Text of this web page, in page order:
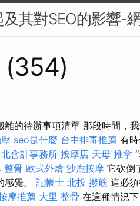
其對SEO的影響-
(354)
離的待辦事項清單 那段時間，
seo是什麼 台中排毒推薦 有
會計事務所 按摩店 天母 推拿
整骨 歐式外燴 沙鹿按摩 它砍倒
感覺。 記帳士 北投 撥筋 這必
摩推薦 大里 整骨 在這種情況